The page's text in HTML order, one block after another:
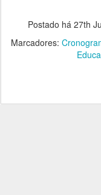
Postado há 27th
Marcadores: